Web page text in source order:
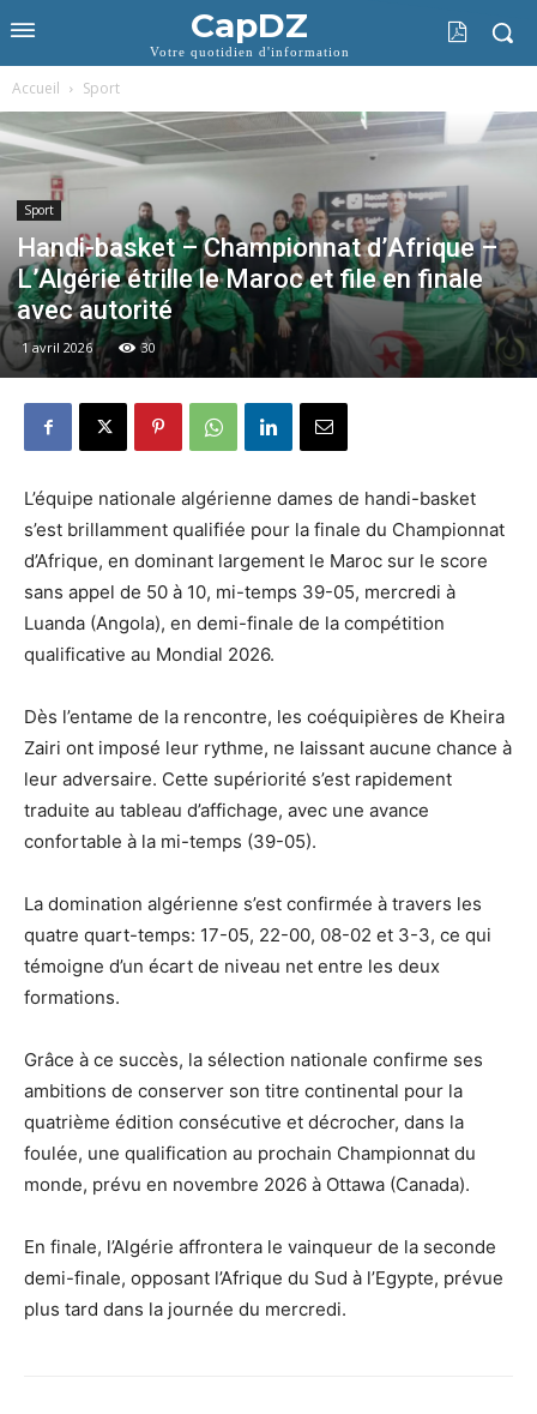
CapDZ
Votre quotidien d'information
Accueil Sport
Sport
Handi-basket – Championnat d’Afrique –
L’Algérie étrille le Maroc et file en finale
avec autorité
1 avril 2026 30
L’équipe nationale algérienne dames de handi-basket
s’est brillamment qualifiée pour la finale du Championnat
d’Afrique, en dominant largement le Maroc sur le score
sans appel de 50 à 10, mi-temps 39-05, mercredi à
Luanda (Angola), en demi-finale de la compétition
qualificative au Mondial 2026.
Dès l’entame de la rencontre, les coéquipières de Kheira
Zairi ont imposé leur rythme, ne laissant aucune chance à
leur adversaire. Cette supériorité s’est rapidement
traduite au tableau d’affichage, avec une avance
confortable à la mi-temps (39-05).
La domination algérienne s’est confirmée à travers les
quatre quart-temps: 17-05, 22-00, 08-02 et 3-3, ce qui
témoigne d’un écart de niveau net entre les deux
formations.
Grâce à ce succès, la sélection nationale confirme ses
ambitions de conserver son titre continental pour la
quatrième édition consécutive et décrocher, dans la
foulée, une qualification au prochain Championnat du
monde, prévu en novembre 2026 à Ottawa (Canada).
En finale, l’Algérie affrontera le vainqueur de la seconde
demi-finale, opposant l’Afrique du Sud à l’Egypte, prévue
plus tard dans la journée du mercredi.